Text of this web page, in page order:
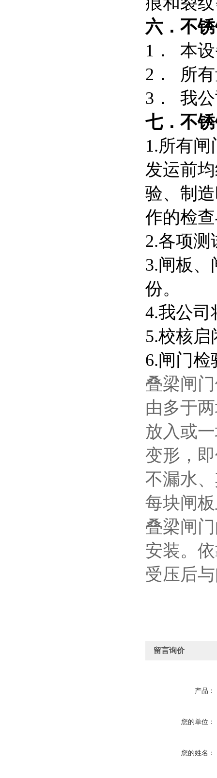
六． 不
1． 本
2． 所
3． 我公
七． 不
1.所有
发运前
验、制
作的检
2.各项
3.闸板
份。
4.我公司
5.校核
6.闸门
叠梁闸
由多于
放入或
变形，
不漏水
每块闸
叠梁闸
安装。
受压后
留言询价
产品：
您的单位：
您的姓名：